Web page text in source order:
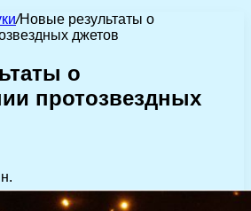
/Новые результаты о
джетов
о
протозвездных